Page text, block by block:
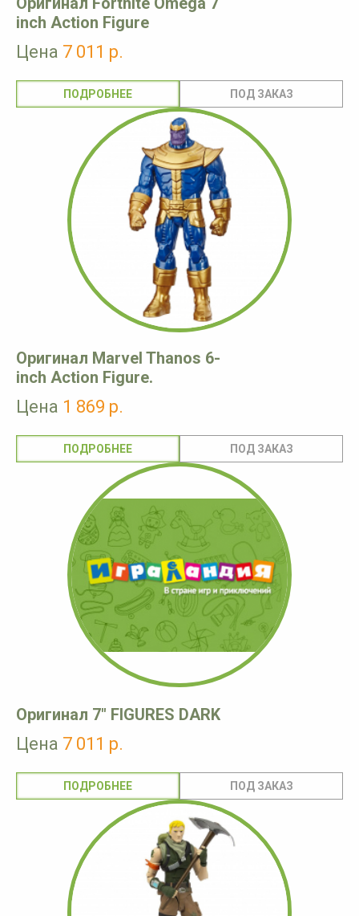
inch Action Figure
Цена 7 011 р.
ПОДРОБНЕЕ
Оригинал Marvel Thanos 6-
inch Action Figure.
Цена 1 869 р.
ПОДРОБНЕЕ
Оригинал 7" FIGURES DARK
Цена 7 011 р.
ПОДРОБНЕЕ